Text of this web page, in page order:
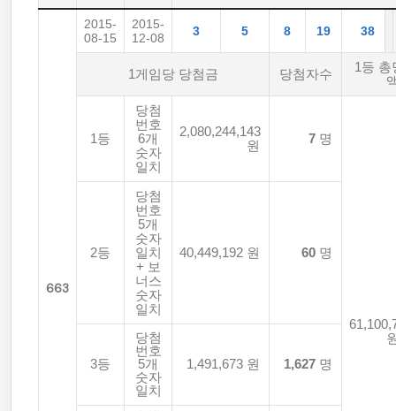
663
2015-
08-15
2015-
12-08
3 5 8 19 38
1게임당 당첨금 당첨자수
1등 총
1등
당첨
번호
6개
숫자
일치
2,080,244,143
원
7 명
2등
당첨
번호
5개
숫자
일치
+ 보
너스
숫자
일치
40,449,192 원 60 명
3등
당첨
번호
5개
숫자
일치
1,491,673 원 1,627 명